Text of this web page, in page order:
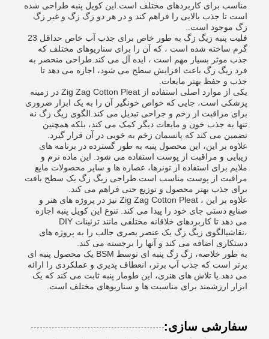
مناسب برای کاربردهای مختلف است.این کویل پنبه طراحی شده
است تا جذب بالایی را فراهم کند و در هر دو زگ زگ و غیر زگ
زگ موجود است..
فلیت پنبه زیگ زگ به طور خاص برای جذب آب خاص حداقل 23
گرم ساخته شده است ، که آن را برای سناریوهای مختلف که
جذب موثر بسیار مهم است ، ایده آل می کند.طراحی منحصر به
فرد زیگ زگ باعث افزایش سطح می شود، اجازه می دهد تا
جذب و حفظ بهتر مایعات.
یکی از موارد اصلی استفاده از Zig Zag Cotton Pleat در زمینه
پزشکی است، جایی که خواص خونگیر آن را به یک ابزار ضروری
برای مراقبت از زخم و جراحی تبدیل می کند.الگوی زیگ زگ نه
تنها به جذب خون و مایعات دیگر کمک می کند، بلکه همچنین
تضمین می کند که پانسمان زخم به خوبی در آن قرار گیرد.
علاوه بر این، این محصول پنبه به طور گسترده در برنامه های
زیبایی و مراقبت از پوست استفاده می شود. این ماده نرم و
ملایم برای استفاده از تونرها، عصاره ها و سایر محصولات مایع
مراقبت از پوست مناسب است.طراحی زیگ زگ یک سطح بافت
برای جذب بهتر محصول و توزیع حتی فراهم می کند.
علاوه بر این ، Zig Zag Cotton Pleat نیز در پروژه های هنر و
صنایع دستی جای خود را پیدا می کند. تنوع این کویل پنبه اجازه
می دهد تا کاربردهای خلاقانه مختلفی مانند تزئینات DIY
،نقاشیالگوی زیگ زگ یک عنصر بصری جالب را به پروژه های
دستکاری اضافه می کند و آنها را برجسته می کند.
به طور خلاصه، زگ زگ پنبه ای توسط BSM یک محصول پنبه ای
برتر است که جذب آب برتر، انعطاف پذیری و عملکردی را ارائه
می دهد.یا تلاش های هنری، این طومار پنبه ثابت می کند که یک
ابزار ارزشمند برای مناسبت ها و سناریوهای مختلف است.
سفارشی سازی: